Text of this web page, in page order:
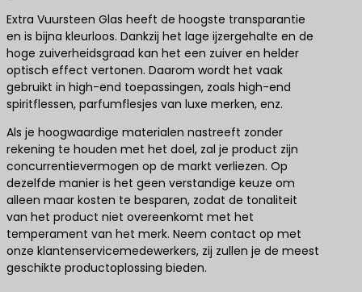
Extra Vuursteen Glas heeft de hoogste transparantie
en is bijna kleurloos. Dankzij het lage ijzergehalte en de
hoge zuiverheidsgraad kan het een zuiver en helder
optisch effect vertonen. Daarom wordt het vaak
gebruikt in high-end toepassingen, zoals high-end
spiritflessen, parfumflesjes van luxe merken, enz.
Als je hoogwaardige materialen nastreeft zonder
rekening te houden met het doel, zal je product zijn
concurrentievermogen op de markt verliezen. Op
dezelfde manier is het geen verstandige keuze om
alleen maar kosten te besparen, zodat de tonaliteit
van het product niet overeenkomt met het
temperament van het merk. Neem contact op met
onze klantenservicemedewerkers, zij zullen je de meest
geschikte productoplossing bieden.